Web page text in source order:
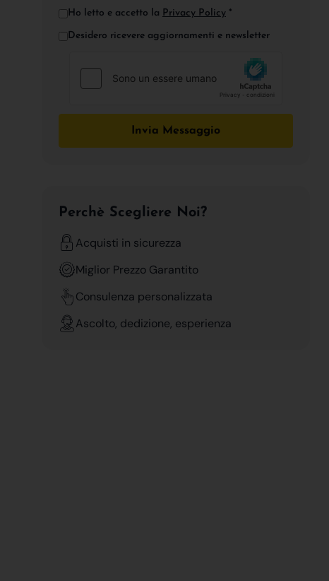
Ho letto e accetto la Privacy Policy *
Desidero ricevere aggiornamenti e newsletter
Invia Messaggio
Perchè Scegliere Noi?
Acquisti in sicurezza
Miglior Prezzo Garantito
Consulenza personalizzata
Ascolto, dedizione, esperienza